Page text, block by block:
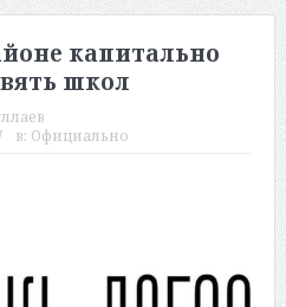
капитально
школ
в: Официально